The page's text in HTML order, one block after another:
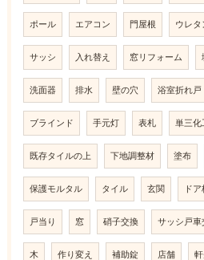
ポール エアコン 門屋根 ウレタ
サッシ 入れ替え 窓リフォーム
洗面器 排水 壁の穴 浴室折れ戸
ブラインド 手元灯 表札 単三化
既存タイルの上 下地調整材 塗布
保護モルタル タイル 玄関 ドア
戸当り 窓 硝子交換 サッシ戸車
木 作り変え 補助錠 店舗